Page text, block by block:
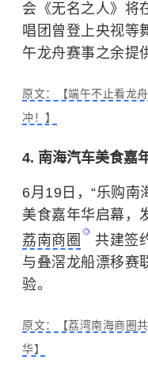
会《无名之人》将
唱团曾登上央视等
午龙舟赛事之余提
原文：【端午不止看龙
冲！】
4. 南海汽车美食嘉
6月19日，“乐购南
美食嘉年华启幕，
荔南商圈
共建签
与叠滘龙船漂移赛
验。
原文：【荔湾南海商圈
华】